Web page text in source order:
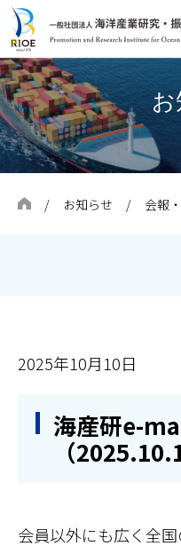
お
お知らせ 会報
2025年10月10日
海産研e-
（
会員以外にも広く全